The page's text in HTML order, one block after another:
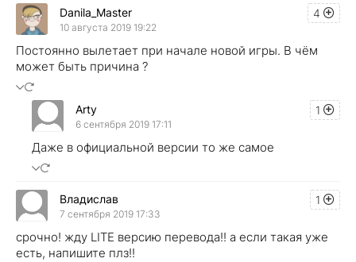
4
Danila_Master
10 августа 2019 19:22
Постоянно вылетает при начале новой игры. В чём
может быть причина ?
1
Arty
6 сентября 2019 17:11
Даже в официальной версии то же самое
1
Владислав
7 сентября 2019 17:33
срочно! жду LITE версию перевода!! а если такая уже
есть, напишите плз!!